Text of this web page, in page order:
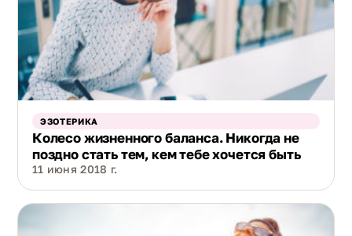
ЭЗОТЕРИКА
Колесо жизненного баланса. Никогда не
поздно стать тем, кем тебе хочется быть
11 июня 2018 г.